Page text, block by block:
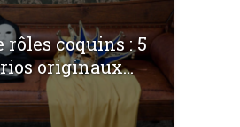
rôles coquins : 5
originaux...